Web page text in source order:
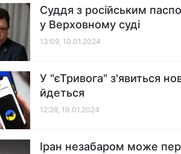
Суддя з російським
у Верховному суді
13:09, 10.01.2024
У "єТривога" з'явиться
йдеться
12:28, 10.01.2024
Іран незабаром може